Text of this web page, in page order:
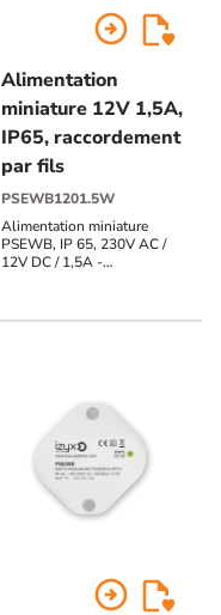
arrow_circle_right
Alimentation
miniature 12V 1,5A,
IP65, raccordement
par fils
PSEWB1201.5W
Alimentation miniature
PSEWB, IP 65, 230V AC /
12V DC / 1,5A -
arrow_circle_right